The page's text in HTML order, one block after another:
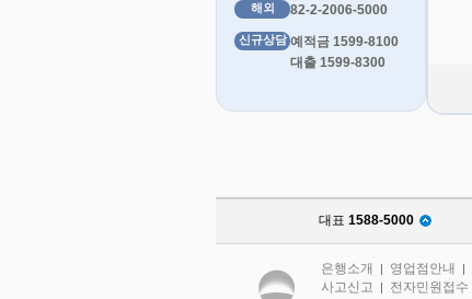
해외 82-2-2006-5000
신규상담 예적금 1599-8100
대출 1599-8300
대표 1588-5000
은행소개 | 영업점안내 |
사고신고 | 전자민원접수